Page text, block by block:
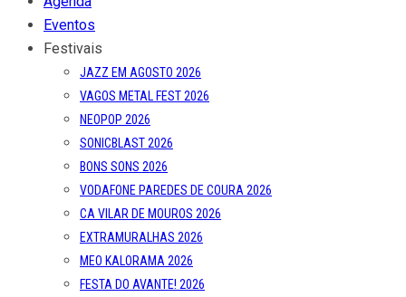
Eventos
Festivais
JAZZ EM AGOSTO 2026
VAGOS METAL FEST 2026
NEOPOP 2026
SONICBLAST 2026
BONS SONS 2026
VODAFONE PAREDES DE COURA 2026
CA VILAR DE MOUROS 2026
EXTRAMURALHAS 2026
MEO KALORAMA 2026
FESTA DO AVANTE! 2026